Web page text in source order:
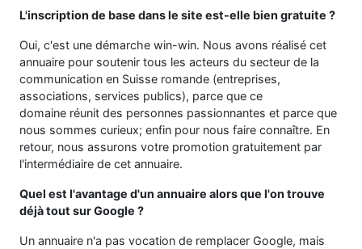
L'inscription de base dans le site est-elle bien gratuite ?
Oui, c'est une démarche win-win. Nous avons réalisé cet
annuaire pour soutenir tous les acteurs du secteur de la
communication en Suisse romande (entreprises,
associations, services publics), parce que ce
domaine réunit des personnes passionnantes et parce que
nous sommes curieux; enfin pour nous faire connaître. En
retour, nous assurons votre promotion gratuitement par
l'intermédiaire de cet annuaire.
Quel est l'avantage d'un annuaire alors que l'on trouve
déjà tout sur Google ?
Un annuaire n'a pas vocation de remplacer Google, mais